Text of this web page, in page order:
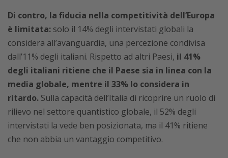
Di contro, la fiducia nella competitività dell’Europa
è limitata: solo il 14% degli intervistati globali la
considera all’avanguardia, una percezione condivisa
dall’11% degli italiani. Rispetto ad altri Paesi, il 41%
degli italiani ritiene che il Paese sia in linea con la
media globale, mentre il 33% lo considera in
ritardo. Sulla capacità dell’Italia di ricoprire un ruolo di
rilievo nel settore quantistico globale, il 52% degli
intervistati la vede ben posizionata, ma il 41% ritiene
che non abbia un vantaggio competitivo.